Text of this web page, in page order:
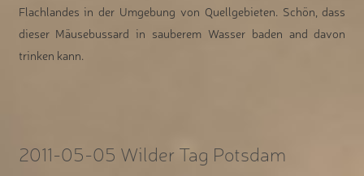
Flachlandes in der Umgebung von Quellgebieten. Schön, dass
dieser Mäusebussard in sauberem Wasser baden and davon
trinken kann.
2011-05-05 Wilder Tag Potsdam